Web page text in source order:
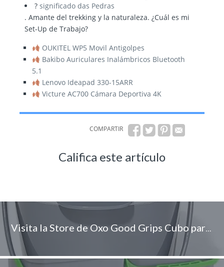
? significado das Pedras
. Amante del trekking y la naturaleza. ¿Cuál es mi
Set-Up de Trabajo?
OUKITEL WP5 Movil Antigolpes
Bakibo Auriculares Inalámbricos Bluetooth
5.1
Lenovo Ideapad 330-15ARR
Victure AC700 Cámara Deportiva 4K
COMPARTIR
Califica este artículo
Visita la Store de Oxo Good Grips Cubo para Compost Carbón 2.83 L